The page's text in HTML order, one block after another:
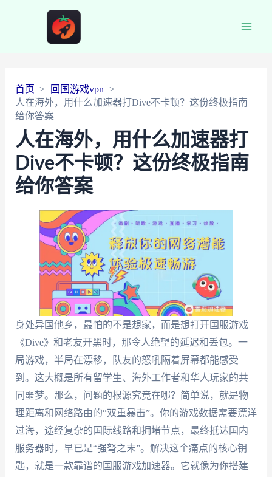
首页
回国游戏vpn
人在海外，用什么加速器打Dive不卡顿？这份终极指南
给你答案
人在海外，用什么加速器打
Dive不卡顿？这份终极指南
给你答案
身处异国他乡，最怕的不是想家，而是想打开国服游戏
《Dive》和老友开黑时，那令人绝望的延迟和丢包。一
局游戏，半局在漂移，队友的怒吼隔着屏幕都能感受
到。这大概是所有留学生、海外工作者和华人玩家的共
同噩梦。那么，问题的根源究竟在哪？简单说，就是物
理距离和网络路由的“双重暴击”。你的游戏数据需要漂洋
过海，途经复杂的国际线路和拥堵节点，最终抵达国内
服务器时，早已是“强弩之末”。解决这个痛点的核心钥
匙，就是一款靠谱的国服游戏加速器。它就像为你搭建